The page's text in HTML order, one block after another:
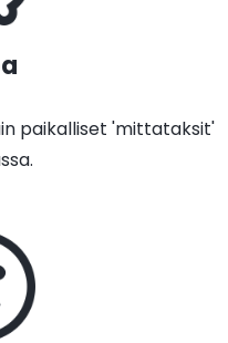
paikalliset 'mittataksit'